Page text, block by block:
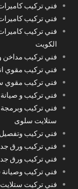
فني تركيب
فني تركيب
فني تركيب
الكويت
فني تركيب مداخن
فني تركيب مقوي
فني تركيب مقوي
فني تركيب و
فني تركيب
ستلايت سلوى
فني تركيب
فني تركيب ورق
فني تركيب ورق
فني تركيب وصيانة
فني تركيت ستلايت